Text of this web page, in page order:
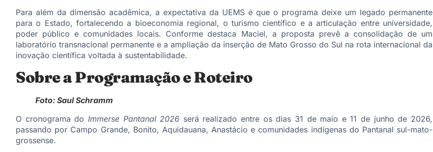
Para além da dimensão acadêmica, a expectativa da UEMS é que o programa deixe um legado permanente
para o Estado, fortalecendo a bioeconomia regional, o turismo científico e a articulação entre universidade,
poder público e comunidades locais. Conforme destaca Maciel, a proposta prevê a consolidação de um
laboratório transnacional permanente e a ampliação da inserção de Mato Grosso do Sul na rota internacional da
inovação científica voltada à sustentabilidade.
Sobre a Programação e Roteiro
Foto: Saul Schramm
O cronograma do Immerse Pantanal 2026 será realizado entre os dias 31 de maio e 11 de junho de 2026,
passando por Campo Grande, Bonito, Aquidauana, Anastácio e comunidades indígenas do Pantanal sul-mato-
grossense.